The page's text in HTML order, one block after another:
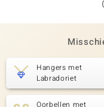
Hangers met
Labradoriet
Oorbellen met